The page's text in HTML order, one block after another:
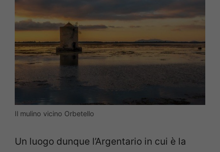
Il mulino vicino Orbetello
Un luogo dunque l’Argentario in cui è la